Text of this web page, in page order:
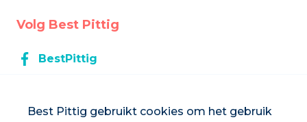
Best Pittig gebruikt cookies om het gebruik
Volg Best Pittig
BestPittig